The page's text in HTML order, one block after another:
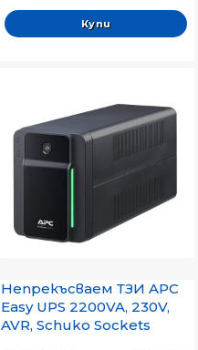
Непрекъсваем ТЗИ APC
Easy UPS 2200VA, 230V,
AVR, Schuko Sockets